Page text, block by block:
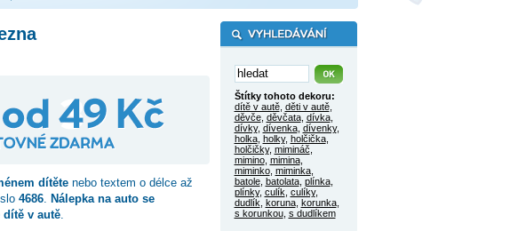
dítětenebo textem o délce až
4686. Nálepka na auto se
dítě v autě.
Štítky tohoto dekoru:
dítě v autě, děti v autě,
děvče, děvčata, dívka,
dívky, dívenka, dívenky,
holka, holky, holčička,
holčičky, mimináč
mimino, mimina,
miminko, miminka,
batole, batolata, plínka,
plínky, culík culíky,
dudlík koruna, korunka,
s korunkou, s dudlíkem